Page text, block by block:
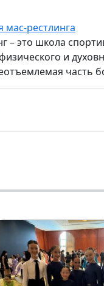
мас-рестлинга
– это школа
и
часть